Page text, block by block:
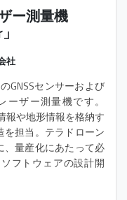
ー測量機
社
GNSSセンサーおよび
ザー測量機です。
報や地形情報を格納す
を担当。テラドローン
、量産化にあたって必
フトウェアの設計開